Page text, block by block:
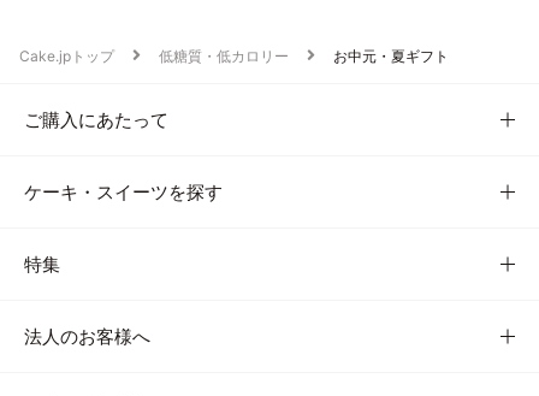
Cake.jpトップ 低糖質・低カロリー お中元・夏ギフト
ご購入にあたって
ケーキ・スイーツを探す
特集
法人のお客様へ